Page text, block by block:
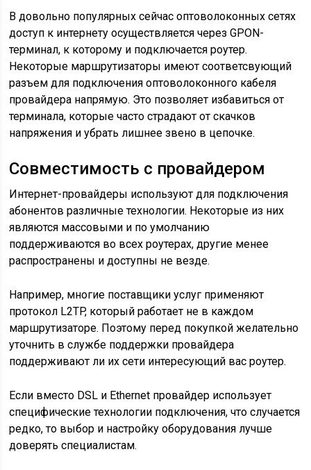
В довольно популярных сейчас оптоволоконных сетях
доступ к интернету осуществляется через GPON-
терминал, к которому и подключается роутер.
Некоторые маршрутизаторы имеют соответсвующий
разъем для подключения оптоволоконного кабеля
провайдера напрямую. Это позволяет избавиться от
терминала, которые часто страдают от скачков
напряжения и убрать лишнее звено в цепочке.
Совместимость с провайдером
Интернет-провайдеры используют для подключения
абонентов различные технологии. Некоторые из них
являются массовыми и по умолчанию
поддерживаются во всех роутерах, другие менее
распространены и доступны не везде.
Например, многие поставщики услуг применяют
протокол L2TP, который работает не в каждом
маршрутизаторе. Поэтому перед покупкой желательно
уточнить в службе поддержки провайдера
поддерживают ли их сети интересующий вас роутер.
Если вместо DSL и Ethernet провайдер использует
специфические технологии подключения, что случается
редко, то выбор и настройку оборудования лучше
доверять специалистам.